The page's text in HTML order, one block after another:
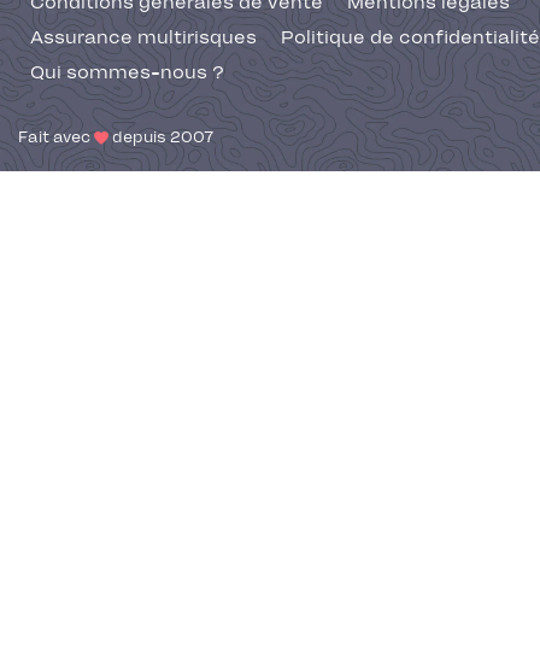
Assurance multirisques
Politique de confidentialité
Qui sommes-nous ?
Fait avec depuis 2007